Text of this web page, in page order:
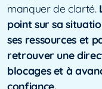
manquer de clarté.
point sur sa
ses ressources et
retrouver une
blocages et à
confiance.